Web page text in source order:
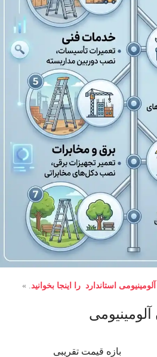
استاندارد را اینجا بخوانید . »
بازه قیمت تقریبی